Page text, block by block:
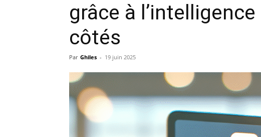
grâce à
côtés
Par Ghiles - 19 juin 2025